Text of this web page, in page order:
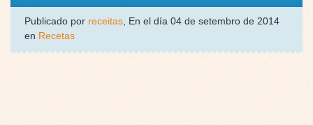
Publicado por receitas, En el día 04 de setembro de 2014
en Recetas